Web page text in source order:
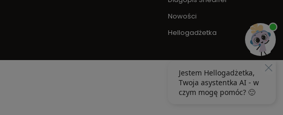
Nowości
Hellogadżetka